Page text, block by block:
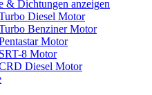
& Dichtungen anzeigen
Diesel Motor
Benziner Motor
Motor
8 Motor
Diesel Motor